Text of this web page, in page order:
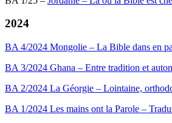
2024
BA 4/2024 Mongolie – La Bible dans en
BA 3/2024 Ghana – Entre tradition et
BA 2/2024 La Géorgie – Lointaine,
BA 1/2024 Les mains ont la Parole –